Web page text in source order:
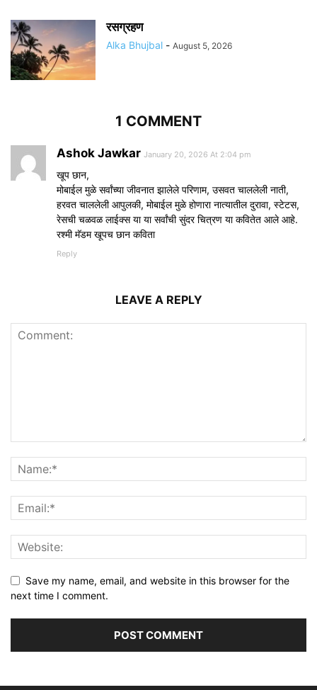
रसग्रहण
Alka Bhujbal - August 5, 2026
1 COMMENT
Ashok Jawkar January 20, 2026 At 2:04 pm
खूप छान,
मोबाईल मुळे सर्वांच्या जीवनात झालेले परिणाम, उसवत चाललेली नाती,
हरवत चाललेली आपुलकी, मोबाईल मुळे होणारा नात्यातील दुरावा, स्टेटस,
रेसची चळवळ लाईक्स या या सर्वांची सुंदर चित्रण या कवितेत आले आहे.
रश्मी मॅडम खूपच छान कविता
Reply
LEAVE A REPLY
Save my name, email, and website in this browser for the
next time I comment.